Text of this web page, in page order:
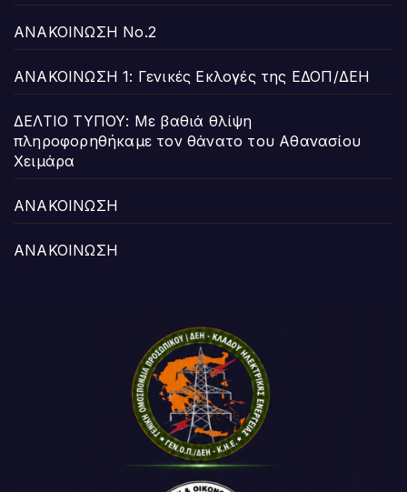
ΑΝΑΚΟΙΝΩΣΗ Νο.2
ΑΝΑΚΟΙΝΩΣΗ 1: Γενικές Εκλογές της ΕΔΟΠ/ΔΕΗ
ΔΕΛΤΙΟ ΤΥΠΟΥ: Με βαθιά θλίψη
πληροφορηθήκαμε τον θάνατο του Αθανασίου
Χειμάρα
ΑΝΑΚΟΙΝΩΣΗ
ΑΝΑΚΟΙΝΩΣΗ